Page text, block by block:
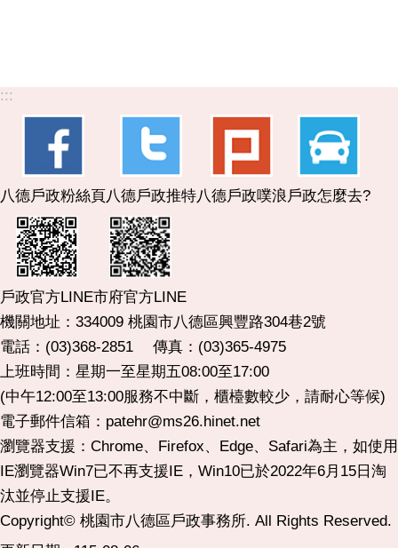
:::
八德戶政粉絲頁 八德戶政推特八德戶政噗浪戶政怎麼去?
戶政官方LINE市府官方LINE
機關地址：334009 桃園市八德區興豐路304巷2號
電話：(03)368-2851 傳真：(03)365-4975
上班時間：星期一至星期五08:00至17:00
(中午12:00至13:00服務不中斷，櫃檯數較少，請耐心等候)
電子郵件信箱：patehr@ms26.hinet.net
瀏覽器支援：Chrome、Firefox、Edge、Safari為主，如使用
IE瀏覽器Win7已不再支援IE，Win10已於2022年6月15日淘
汰並停止支援IE。
Copyright© 桃園市八德區戶政事務所. All Rights Reserved.